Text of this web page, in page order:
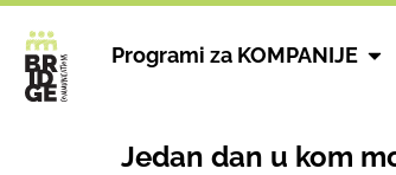
Programi za KOMPANIJE
Jedan dan u kom